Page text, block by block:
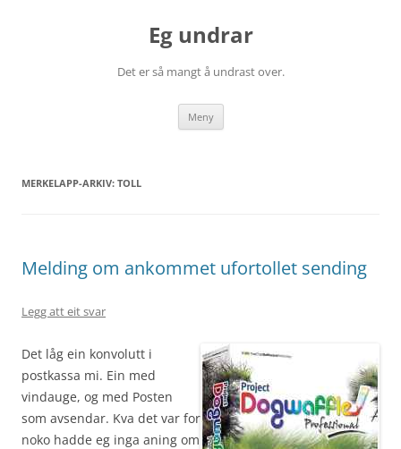
Eg undrar
Det er så mangt å undrast over.
Meny Gå
innhaldet
MERKELAPP-ARKIV: TOLL
Melding om ankommet ufortollet sending
Legg att eit svar
Det låg ein konvolutt i
postkassa mi. Ein med
vindauge, og med Posten
som avsendar. Kva det var for
noko hadde eg inga aning om